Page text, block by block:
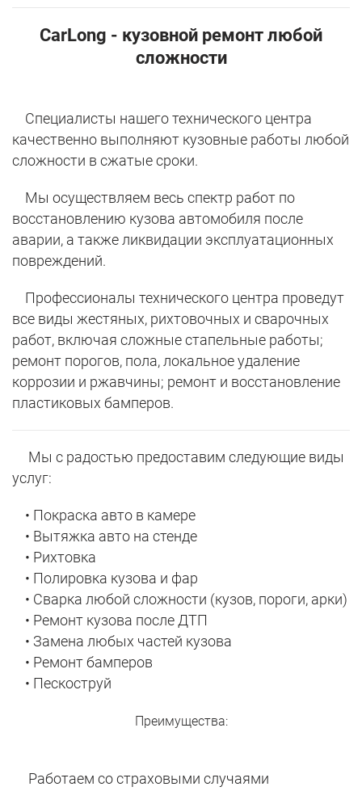
CarLong - кузовной ремонт любой
сложности
Специалисты нашего технического центра
качественно выполняют кузовные работы любой
сложности в сжатые сроки.
Мы осуществляем весь спектр работ по
восстановлению кузова автомобиля после
аварии, а также ликвидации эксплуатационных
повреждений.
Профессионалы технического центра проведут
все виды жестяных, рихтовочных и сварочных
работ, включая сложные стапельные работы;
ремонт порогов, пола, локальное удаление
коррозии и ржавчины; ремонт и восстановление
пластиковых бамперов.
Мы с радостью предоставим следующие виды
услуг:
• Покраска авто в камере
• Вытяжка авто на стенде
• Рихтовка
• Полировка кузова и фар
• Сварка любой сложности (кузов, пороги, арки)
• Ремонт кузова после ДТП
• Замена любых частей кузова
• Ремонт бамперов
• Пескоструй
Преимущества:
Работаем со страховыми случаями